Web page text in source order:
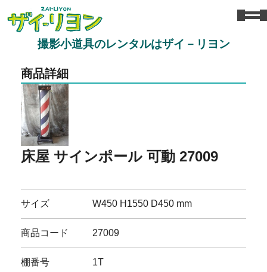
撮影小道具のレンタルはザイ－リヨン
商品詳細
床屋 サインポール 可動 27009
サイズ W450 H1550 D450 mm
商品コード 27009
棚番号 1T